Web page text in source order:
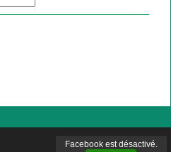
Facebook est désactivé.